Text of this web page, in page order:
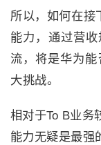
所以，如何在接
能力，通过营
流，将是华为能
大挑战。
相对于To B业务
能力无疑是最强